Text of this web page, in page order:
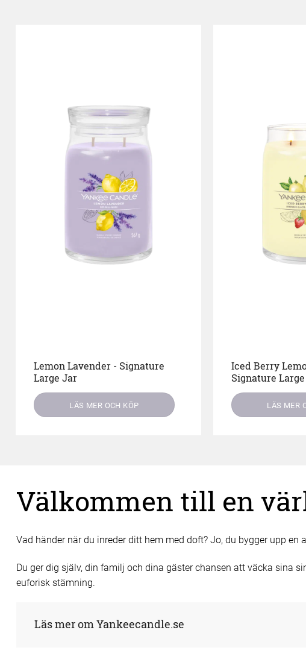
Lemon Lavender - Signature
Large Jar
LÄS MER OCH KÖP
Iced Berry
Signature
LÄS MER
Välkommen till en
Vad händer när du inreder ditt hem med doft? Jo, du bygger upp
Du ger dig själv, din familj och dina gäster chansen att väcka sina
euforisk stämning.
Läs mer om Yankeecandle.se